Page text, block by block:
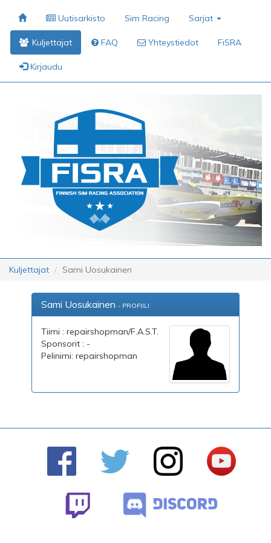
Uutisarkisto Sim Racing Sarjat
Kuljettajat FAQ Yhteystiedot FiSRA
Kirjaudu
Kuljettajat Sami Uosukainen
Sami Uosukainen - PROFIILI
Tiimi : repairshopman/F.A.S.T.
Sponsorit : -
Pelinimi: repairshopman